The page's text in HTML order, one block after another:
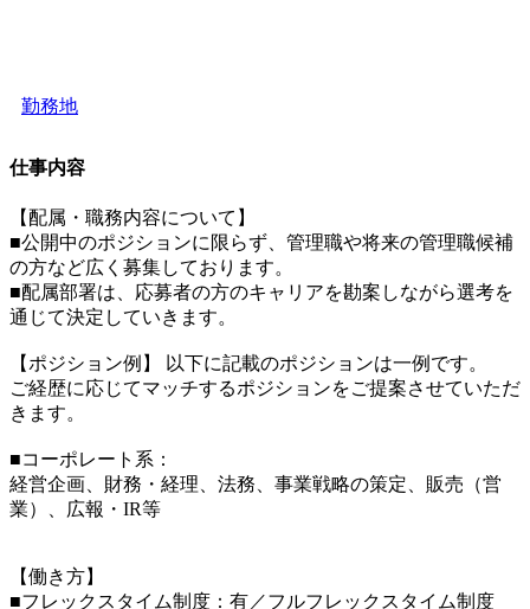
勤務地
仕事内容
【配属・職務内容について】
■公開中のポジションに限らず、管理職や将来の管理職候補
の方など広く募集しております。
■配属部署は、応募者の方のキャリアを勘案しながら選考を
通じて決定していきます。
【ポジション例】 以下に記載のポジションは一例です。
ご経歴に応じてマッチするポジションをご提案させていただ
きます。
■コーポレート系：
経営企画、財務・経理、法務、事業戦略の策定、販売（営
業）、広報・IR等
【働き方】
■フレックスタイム制度：有／フルフレックスタイム制度